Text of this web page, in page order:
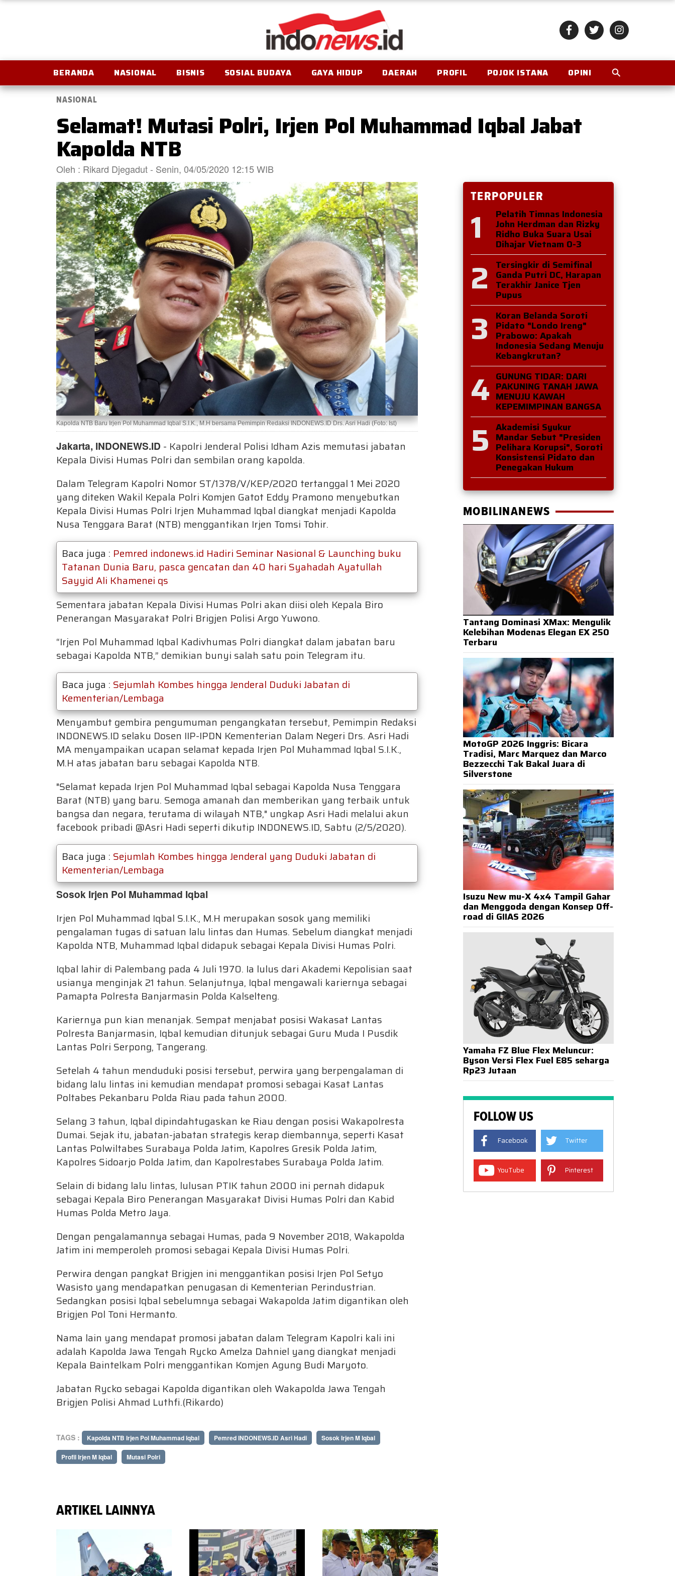
BERANDA NASIONAL BISNIS SOSIAL BUDAYA GAYA HIDUP DAERAH PROFIL POJOK ISTANA OPINI
NASIONAL
Selamat! Mutasi Polri, Irjen Pol Muhammad Iqbal Jabat
Kapolda NTB
Oleh : Rikard Djegadut - Senin, 04/05/2020 12:15 WIB
Kapolda NTB Baru Irjen Pol Muhammad Iqbal S.I.K., M.H bersama Pemimpin Redaksi INDONEWS.ID Drs. Asri Hadi (Foto: Ist)
Jakarta, INDONEWS.ID - Kapolri Jenderal Polisi Idham Azis memutasi jabatan
Kepala Divisi Humas Polri dan sembilan orang kapolda.
Dalam Telegram Kapolri Nomor ST/1378/V/KEP/2020 tertanggal 1 Mei 2020
yang diteken Wakil Kepala Polri Komjen Gatot Eddy Pramono menyebutkan
Kepala Divisi Humas Polri Irjen Muhammad Iqbal diangkat menjadi Kapolda
Nusa Tenggara Barat (NTB) menggantikan Irjen Tomsi Tohir.
Baca juga : Pemred indonews.id Hadiri Seminar Nasional & Launching buku
Tatanan Dunia Baru, pasca gencatan dan 40 hari Syahadah Ayatullah
Sayyid Ali Khamenei qs
Sementara jabatan Kepala Divisi Humas Polri akan diisi oleh Kepala Biro
Penerangan Masyarakat Polri Brigjen Polisi Argo Yuwono.
“Irjen Pol Muhammad Iqbal Kadivhumas Polri diangkat dalam jabatan baru
sebagai Kapolda NTB,” demikian bunyi salah satu poin Telegram itu.
Baca juga : Sejumlah Kombes hingga Jenderal Duduki Jabatan di
Kementerian/Lembaga
Menyambut gembira pengumuman pengangkatan tersebut, Pemimpin Redaksi
INDONEWS.ID selaku Dosen IIP-IPDN Kementerian Dalam Negeri Drs. Asri Hadi
MA menyampaikan ucapan selamat kepada Irjen Pol Muhammad Iqbal S.I.K.,
M.H atas jabatan baru sebagai Kapolda NTB.
"Selamat kepada Irjen Pol Muhammad Iqbal sebagai Kapolda Nusa Tenggara
Barat (NTB) yang baru. Semoga amanah dan memberikan yang terbaik untuk
bangsa dan negara, terutama di wilayah NTB," ungkap Asri Hadi melalui akun
facebook pribadi @Asri Hadi seperti dikutip INDONEWS.ID, Sabtu (2/5/2020).
Baca juga : Sejumlah Kombes hingga Jenderal yang Duduki Jabatan di
Kementerian/Lembaga
Sosok Irjen Pol Muhammad Iqbal
Irjen Pol Muhammad Iqbal S.I.K., M.H merupakan sosok yang memiliki
pengalaman tugas di satuan lalu lintas dan Humas. Sebelum diangkat menjadi
Kapolda NTB, Muhammad Iqbal didapuk sebagai Kepala Divisi Humas Polri.
Iqbal lahir di Palembang pada 4 Juli 1970. Ia lulus dari Akademi Kepolisian saat
usianya menginjak 21 tahun. Selanjutnya, Iqbal mengawali kariernya sebagai
Pamapta Polresta Banjarmasin Polda Kalselteng.
Kariernya pun kian menanjak. Sempat menjabat posisi Wakasat Lantas
Polresta Banjarmasin, Iqbal kemudian ditunjuk sebagai Guru Muda I Pusdik
Lantas Polri Serpong, Tangerang.
Setelah 4 tahun menduduki posisi tersebut, perwira yang berpengalaman di
bidang lalu lintas ini kemudian mendapat promosi sebagai Kasat Lantas
Poltabes Pekanbaru Polda Riau pada tahun 2000.
Selang 3 tahun, Iqbal dipindahtugaskan ke Riau dengan posisi Wakapolresta
Dumai. Sejak itu, jabatan-jabatan strategis kerap diembannya, seperti Kasat
Lantas Polwiltabes Surabaya Polda Jatim, Kapolres Gresik Polda Jatim,
Kapolres Sidoarjo Polda Jatim, dan Kapolrestabes Surabaya Polda Jatim.
Selain di bidang lalu lintas, lulusan PTIK tahun 2000 ini pernah didapuk
sebagai Kepala Biro Penerangan Masyarakat Divisi Humas Polri dan Kabid
Humas Polda Metro Jaya.
Dengan pengalamannya sebagai Humas, pada 9 November 2018, Wakapolda
Jatim ini memperoleh promosi sebagai Kepala Divisi Humas Polri.
Perwira dengan pangkat Brigjen ini menggantikan posisi Irjen Pol Setyo
Wasisto yang mendapatkan penugasan di Kementerian Perindustrian.
Sedangkan posisi Iqbal sebelumnya sebagai Wakapolda Jatim digantikan oleh
Brigjen Pol Toni Hermanto.
Nama lain yang mendapat promosi jabatan dalam Telegram Kapolri kali ini
adalah Kapolda Jawa Tengah Rycko Amelza Dahniel yang diangkat menjadi
Kepala Baintelkam Polri menggantikan Komjen Agung Budi Maryoto.
Jabatan Rycko sebagai Kapolda digantikan oleh Wakapolda Jawa Tengah
Brigjen Polisi Ahmad Luthfi.(Rikardo)
TAGS : Kapolda NTB Irjen Pol Muhammad Iqbal Pemred INDONEWS.ID Asri Hadi Sosok Irjen M Iqbal
Profil Irjen M Iqbal Mutasi Polri
ARTIKEL LAINNYA
TERPOPULER
1 Pelatih Timnas Indonesia
John Herdman dan Rizky
Ridho Buka Suara Usai
Dihajar Vietnam 0-3
2 Tersingkir di Semifinal
Ganda Putri DC, Harapan
Terakhir Janice Tjen
Pupus
3 Koran Belanda Soroti
Pidato "Londo Ireng"
Prabowo: Apakah
Indonesia Sedang Menuju
Kebangkrutan?
4 GUNUNG TIDAR: DARI
PAKUNING TANAH JAWA
MENUJU KAWAH
KEPEMIMPINAN BANGSA
5 Akademisi Syukur
Mandar Sebut "Presiden
Pelihara Korupsi", Soroti
Konsistensi Pidato dan
Penegakan Hukum
MOBILINANEWS
Tantang Dominasi XMax: Mengulik
Kelebihan Modenas Elegan EX 250
Terbaru
MotoGP 2026 Inggris: Bicara
Tradisi, Marc Marquez dan Marco
Bezzecchi Tak Bakal Juara di
Silverstone
Isuzu New mu-X 4x4 Tampil Gahar
dan Menggoda dengan Konsep Off-
road di GIIAS 2026
Yamaha FZ Blue Flex Meluncur:
Byson Versi Flex Fuel E85 seharga
Rp23 Jutaan
FOLLOW US
Facebook Twitter
YouTube Pinterest